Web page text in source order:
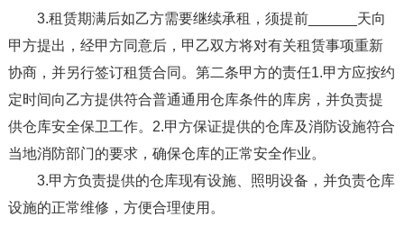
3.租赁期满后如乙方需要继续承租，须提前______天向
甲方提出，经甲方同意后，甲乙双方将对有关租赁事项重新
协商，并另行签订租赁合同。第二条甲方的责任1.甲方应按约
定时间向乙方提供符合普通通用仓库条件的库房，并负责提
供仓库安全保卫工作。2.甲方保证提供的仓库及消防设施符合
当地消防部门的要求，确保仓库的正常安全作业。
3.甲方负责提供的仓库现有设施、照明设备，并负责仓库
设施的正常维修，方便合理使用。